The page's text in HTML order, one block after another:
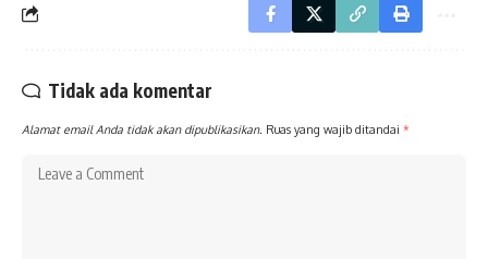
Tidak ada komentar
Alamat email Anda tidak akan dipublikasikan. Ruas yang wajib ditandai *